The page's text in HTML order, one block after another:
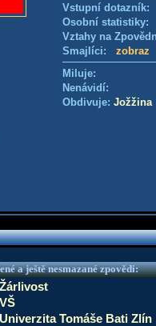
Vstupní
Osobní
Vztahy na
Smajlíci: zobraz
Miluje:
Nenávidí:
Obdivuje: Jožžina
a ještě nesmazané zpovědi:
Žárlivost
VŠ
Univerzita Tomáše Bati Zlín